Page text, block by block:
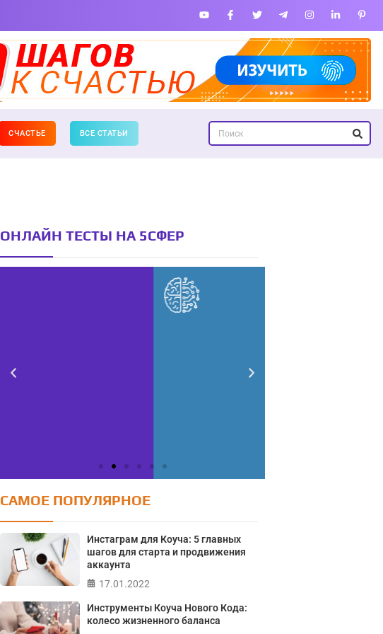
СЧАСТЬЕ ВСЕ СТАТЬИ
ОНЛАЙН ТЕСТЫ НА 5СФЕР
САМОЕ ПОПУЛЯРНОЕ
Инстаграм для Коуча: 5 главных
шагов для старта и продвижения
аккаунта
17.01.2022
Инструменты Коуча Нового Кода:
колесо жизненного баланса